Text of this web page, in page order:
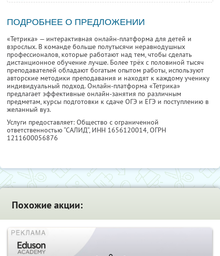
ПОДРОБНЕЕ О ПРЕДЛОЖЕНИИ
«Тетрика» — интерактивная онлайн-платформа для детей и
взрослых. В команде больше полутысячи неравнодушных
профессионалов, которые работают над тем, чтобы сделать
дистанционное обучение лучше. Более трёх с половиной тысяч
преподавателей обладают богатым опытом работы, используют
авторские методики преподавания и находят к каждому ученику
индивидуальный подход. Онлайн-платформа «Тетрика»
предлагает эффективные онлайн-занятия по различным
предметам, курсы подготовки к сдаче ОГЭ и ЕГЭ и поступлению в
желанный вуз.
Услуги предоставляет: Общество с ограниченной
ответственностью “САЛИД”, ИНН 1656120014, ОГРН
1211600056876
Похожие акции: